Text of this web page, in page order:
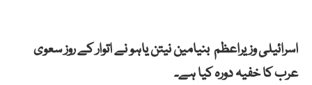
اسرائیلی وزیراعظم بنیامین نیتن یاہو نے اتوار کے روز سعوی
عرب کا خفیہ دورہ کیا ہے۔